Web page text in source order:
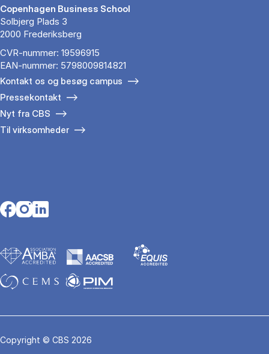
Copenhagen Business School
Solbjerg Plads 3
2000 Frederiksberg
CVR-nummer: 19596915
EAN-nummer: 5798009814821
Kontakt os og besøg campus
Pressekontakt
Nyt fra CBS
Til virksomheder
Opens in a new tab
Opens in a new tab
Opens in a new tab
Copyright © CBS 2026